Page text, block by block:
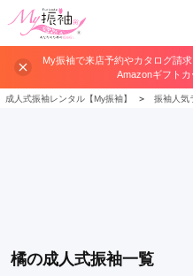
My振袖で来店予約やカタログ請
Amazonギフトカ
成人式振袖レンタル【My振袖】 ＞ 振袖人気
橘の成人式振袖一覧